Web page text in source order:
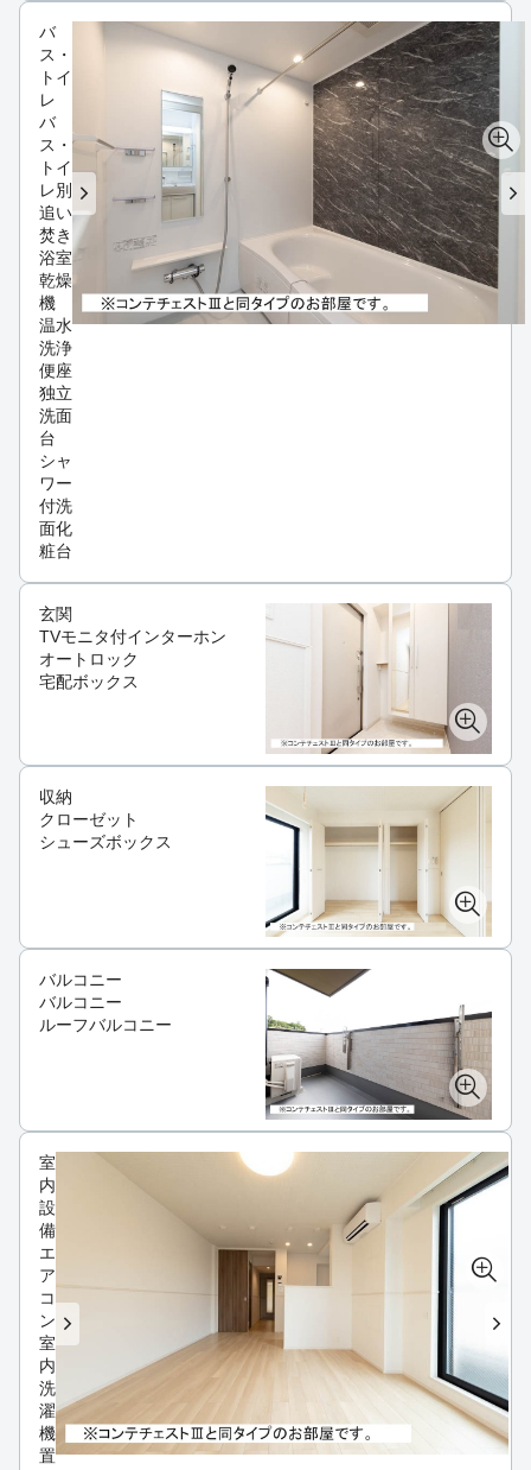
バ
ス・
トイ
レ
バ
ス・
トイ
レ別
追い
焚き
浴室
乾燥
機
温水
洗浄
便座
独立
洗面
台
シャ
ワー
付洗
面化
粧台
玄関
TVモニタ付インターホン
オートロック
宅配ボックス
収納
クローゼット
シューズボックス
バルコニー
バルコニー
ルーフバルコニー
室
内
設
備
エ
ア
コ
ン
室
内
洗
濯
機
置